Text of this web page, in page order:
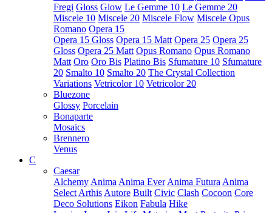
Fregi Gloss Glow Le Gemme 10 Le Gemme 20
Miscele 10 Miscele 20 Miscele Flow Miscele Opus
Romano Opera 15
Opera 15 Gloss Opera 15 Matt Opera 25 Opera 25
Gloss Opera 25 Matt Opus Romano Opus Romano
Matt Oro Oro Bis Platino Bis Sfumature 10 Sfumature
20 Smalto 10 Smalto 20 The Crystal Collection
Variations Vetricolor 10 Vetricolor 20
Bluezone
Glossy Porcelain
Bonaparte
Mosaics
Brennero
Venus
C
Caesar
Alchemy Anima Anima Ever Anima Futura Anima
Select Arthis Autore Built Civic Clash Cocoon Core
Deco Solutions Eikon Fabula Hike